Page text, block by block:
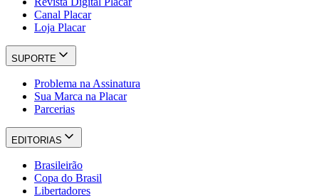
Canal Placar
Loja Placar
SUPORTE
Problema na Assinatura
Sua Marca na Placar
Parcerias
EDITORIAS
Brasileirão
Copa do Brasil
Libertadores